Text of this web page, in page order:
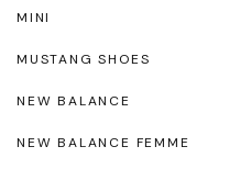
MINI
MUSTANG SHOES
NEW BALANCE
NEW BALANCE FEMME